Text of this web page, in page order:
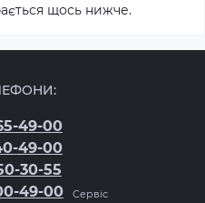
щось нижче.
49-00
49-00
30-55
49-00
Сервіс